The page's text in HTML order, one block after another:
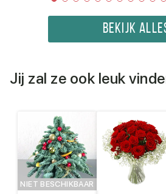
BEKIJK
Jij zal ze ook leuk
NIET BESCHIKBAAR